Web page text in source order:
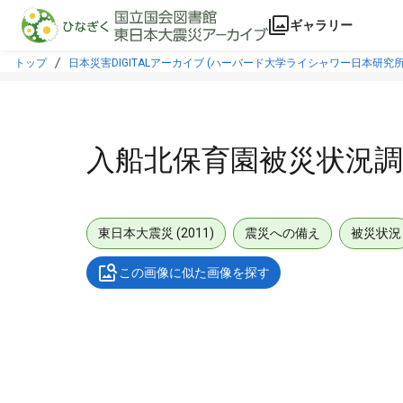
本文に飛ぶ
ギャラリー
トップ 日本災害DIGITALアーカイブ (ハーバード大学ライシャワー日本研究
入船北保育園被災状況
東日本大震災 (2011) 震災への備え 被災状況
この画像に似た画像を探す